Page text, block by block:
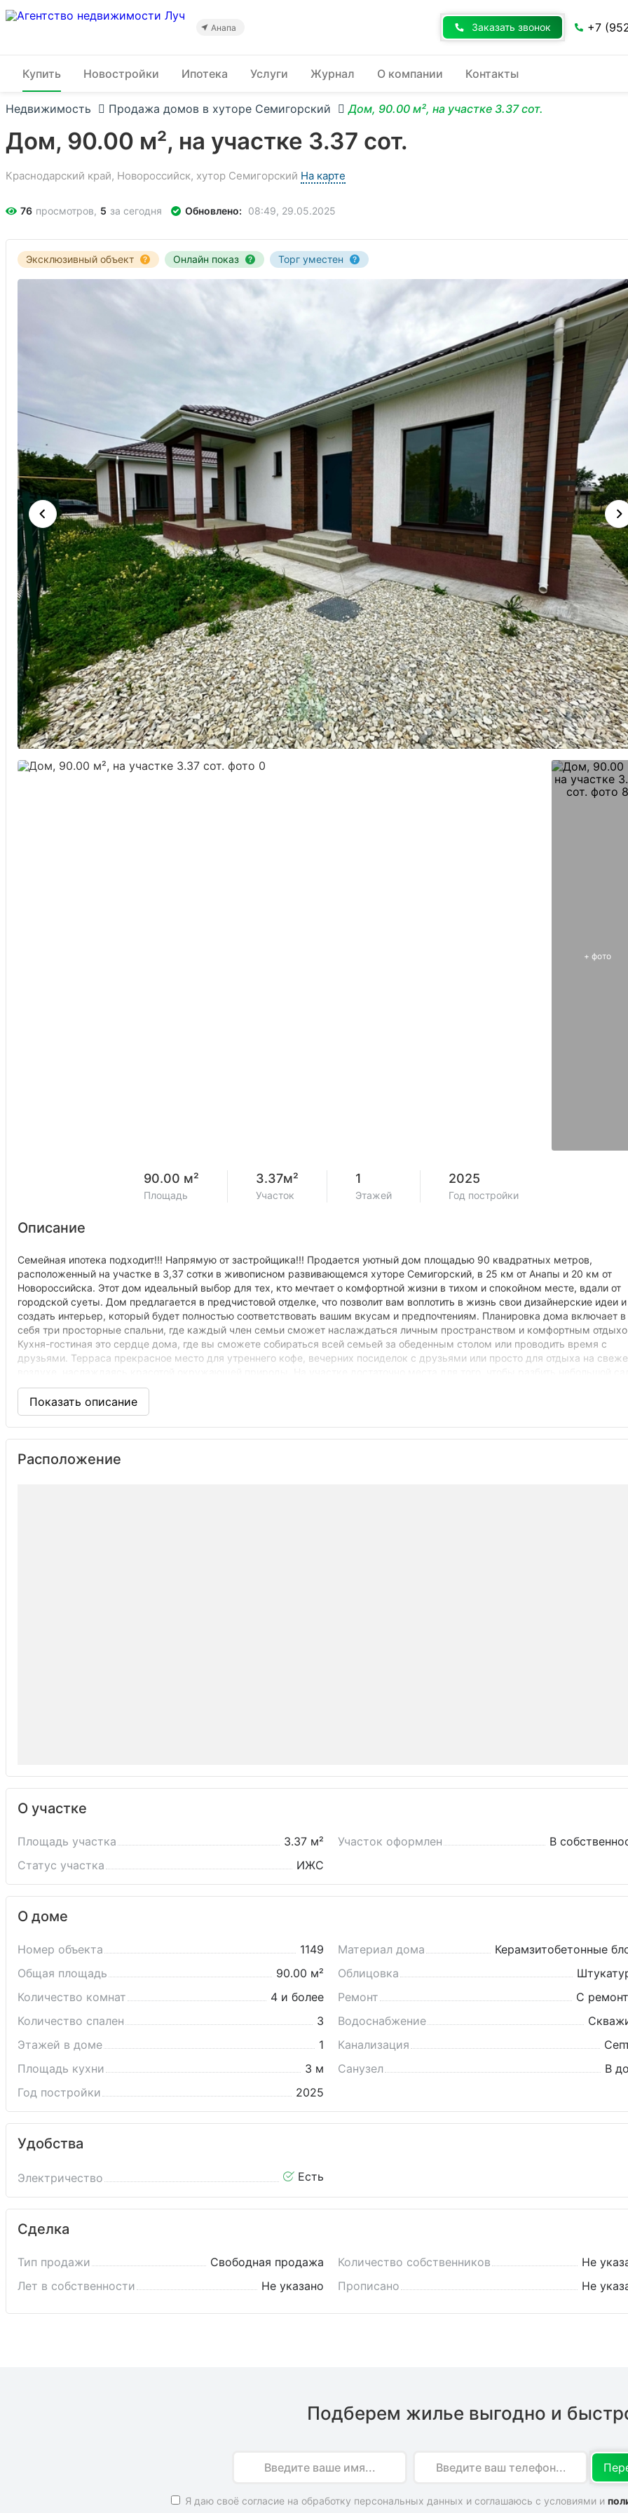
к
Анапа Заказать звонок +7
Купить Новостройки Ипотека Услуги Журнал О компании Контакты
Недвижимость Продажа домов в хуторе Семигорский Дом, 90.00 м², на участке 3.37 сот.
Дом, 90.00 м², на участке 3.37 сот.
Краснодарский край, Новороссийск, хутор Семигорский На карте
76 просмотров, 5 за сегодня Обновлено: 08:49, 29.05.2025
Эксклюзивный объект Онлайн показ Торг уместен
+ фото
90.00 м²
Площадь
3.37м²
Участок
1
Этажей
2025
Год постройки
Описание
Семейная ипотека подходит!!! Напрямую от застройщика!!! Продается уютный дом площадью 90 квадратных метров,
расположенный на участке в 3,37 сотки в живописном развивающемся хуторе Семигорский, в 25 км от Анапы и 20 км от
Новороссийска. Этот дом идеальный выбор для тех, кто мечтает о комфортной жизни в тихом и спокойном месте, вдали от
городской суеты. Дом предлагается в предчистовой отделке, что позволит вам воплотить в жизнь свои дизайнерские идеи и
создать интерьер, который будет полностью соответствовать вашим вкусам и предпочтениям. Планировка дома включает в
себя три просторные спальни, где каждый член семьи сможет наслаждаться личным пространством и комфортным
Кухня-гостиная это сердце дома, где вы сможете собираться всей семьей за обеденным столом или проводить время с
друзьями. Терраса прекрасное место для утреннего кофе, вечерних посиделок с друзьями или просто для отдыха на
организовать зону барбекю или установить детскую площадку, есть парковочное место. Коммуникации: свет 15кВт,
септик, отопление - теплый пол, в комнатах выводы под радиаторы. Газ проходит рядом с участком! Хутор Семигорский это
тихое и уютное место с чистым воздухом и прекрасной природой. Здесь вы сможете наслаждаться спокойной жизнью, не
отказываясь от преимуществ близости к городу. В хуторе находится школа, детский сад, Дом культуры, амбулатория,
магазины, рядом винодельня и ресторан Усадьба Семигорье. Дом идеально подходит для семьи с детьми, для тех, кто
комфорт и тишину, а также для тех, кто мечтает о собственном доме вдали от городской суеты. Цена указана за наличный
Расположение
О участке
Площадь участка
3.37 м²
Статус участка
ИЖС
Участок оформлен В
О доме
Номер объекта
1149
Общая площадь
90.00 м²
Количество комнат
4 и более
Количество спален
3
Этажей в доме
1
Площадь кухни
3 м
Год постройки
2025
Материал дома
Керамзитобетонные
Облицовка
Ремонт
С
Водоснабжение
Канализация
Санузел
В
Удобства
Электричество Есть
Сделка
Тип продажи
Свободная продажа
Лет в собственности
Не указано
Количество собственников
Не
Прописано
Не
Подберем жилье выгодно и
Я даю своё согласие на обработку персональных данных и соглашаюсь с условиями и